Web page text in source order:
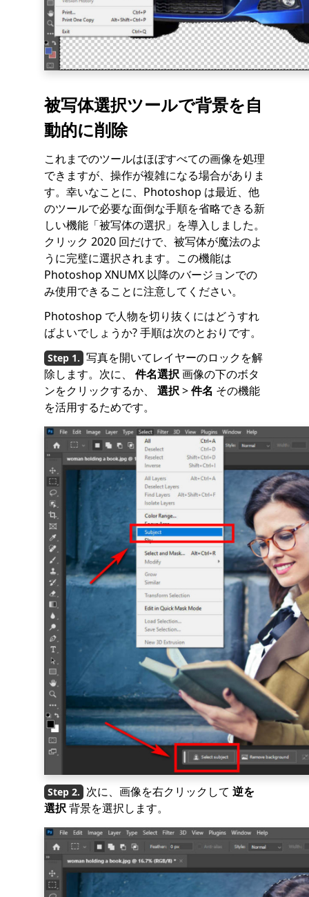
被写体選択ツールで背景を自
動的に削除
これまでのツールはほぼすべての画像を処理
できますが、操作が複雑になる場合がありま
す。幸いなことに、Photoshop は最近、他
のツールで必要な面倒な手順を省略できる新
しい機能「被写体の選択」を導入しました。
クリック 2020 回だけで、被写体が魔法のよ
うに完璧に選択されます。この機能は
Photoshop XNUMX 以降のバージョンでの
み使用できることに注意してください。
Photoshop で人物を切り抜くにはどうすれ
ばよいでしょうか? 手順は次のとおりです。
写真を開いてレイヤーのロックを解
除します。次に、 件名選択画像の下のボタ
ンをクリックするか、 選択>件名 その機能
を活用するためです。
次に、画像を右クリックして 逆を
選択背景を選択します。